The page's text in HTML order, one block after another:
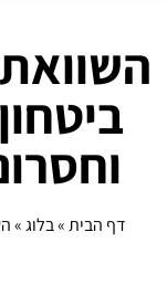
דף הבית»בלוג»